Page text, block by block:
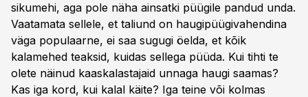
sikumehi, aga pole näha ainsatki püügile pandud unda.
Vaatamata sellele, et taliund on haugipüügivahendina
väga populaarne, ei saa sugugi öelda, et kõik
kalamehed teaksid, kuidas sellega püüda. Kui tihti te
olete näinud kaaskalastajaid unnaga haugi saamas?
Kas iga kord, kui kalal käite? Iga teine või kolmas